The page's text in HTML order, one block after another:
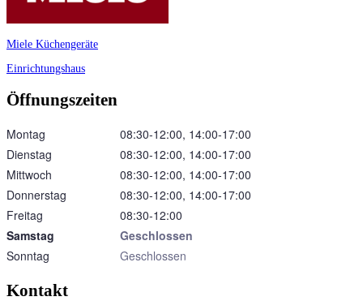
Miele Küchengeräte
Einrichtungshaus
Öffnungszeiten
Montag
08:30‑12:00, 14:00‑17:00
Dienstag
08:30‑12:00, 14:00‑17:00
Mittwoch
08:30‑12:00, 14:00‑17:00
Donnerstag
08:30‑12:00, 14:00‑17:00
Freitag
08:30‑12:00
Samstag
Geschlossen
Sonntag
Geschlossen
Kontakt